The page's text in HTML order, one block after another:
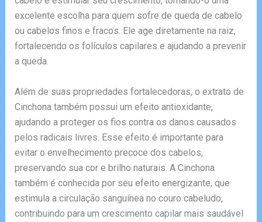
excelente escolha para quem sofre de queda de cabelo
ou cabelos finos e fracos. Ele age diretamente na raiz,
fortalecendo os folículos capilares e ajudando a prevenir
a queda.
Além de suas propriedades fortalecedoras, o extrato de
Cinchona também possui um efeito antioxidante,
ajudando a proteger os fios contra os danos causados
pelos radicais livres. Esse efeito é importante para
evitar o envelhecimento precoce dos cabelos,
preservando sua cor e brilho naturais. A Cinchona
também é conhecida por seu efeito energizante, que
estimula a circulação sanguínea no couro cabeludo,
contribuindo para um crescimento capilar mais saudável